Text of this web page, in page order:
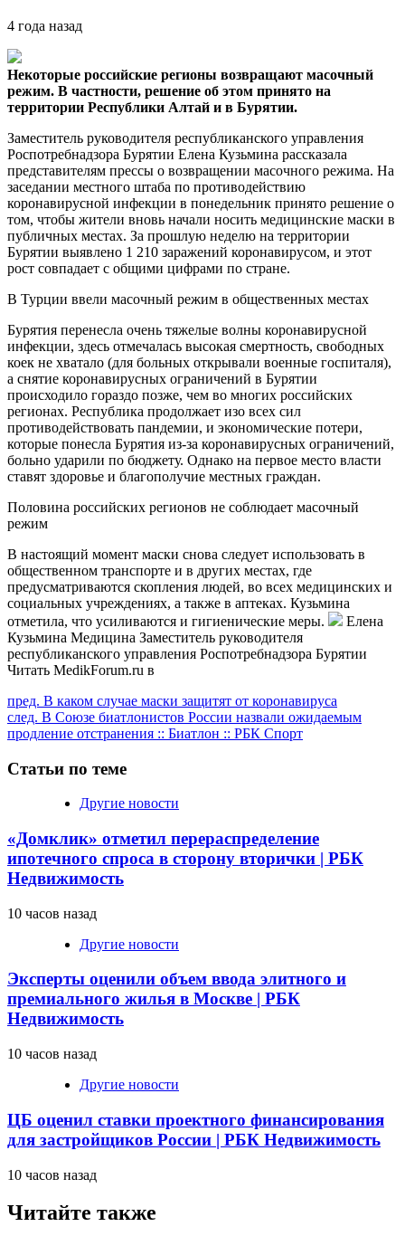
4 года назад
Некоторые российские регионы возвращают масочный
режим. В частности, решение об этом принято на
территории Республики Алтай и в Бурятии.
Заместитель руководителя республиканского управления
Роспотребнадзора Бурятии Елена Кузьмина рассказала
представителям прессы о возвращении масочного режима. На
заседании местного штаба по противодействию
коронавирусной инфекции в понедельник принято решение о
том, чтобы жители вновь начали носить медицинские маски в
публичных местах. За прошлую неделю на территории
Бурятии выявлено 1 210 заражений коронавирусом, и этот
рост совпадает с общими цифрами по стране.
В Турции ввели масочный режим в общественных местах
Бурятия перенесла очень тяжелые волны коронавирусной
инфекции, здесь отмечалась высокая смертность, свободных
коек не хватало (для больных открывали военные госпиталя),
а снятие коронавирусных ограничений в Бурятии
происходило гораздо позже, чем во многих российских
регионах. Республика продолжает изо всех сил
противодействовать пандемии, и экономические потери,
которые понесла Бурятия из-за коронавирусных ограничений,
больно ударили по бюджету. Однако на первое место власти
ставят здоровье и благополучие местных граждан.
Половина российских регионов не соблюдает масочный
режим
В настоящий момент маски снова следует использовать в
общественном транспорте и в других местах, где
предусматриваются скопления людей, во всех медицинских и
социальных учреждениях, а также в аптеках. Кузьмина
отметила, что усиливаются и гигиенические меры.
Елена
Кузьмина Медицина Заместитель руководителя
республиканского управления Роспотребнадзора Бурятии
Читать MedikForum.ru в
Продолжить
чтение
пред. В каком случае маски защитят от коронавируса
след. В Союзе биатлонистов России назвали ожидаемым
продление отстранения :: Биатлон :: РБК Спорт
Статьи по теме
Другие новости
«Домклик» отметил перераспределение
ипотечного спроса в сторону вторички | РБК
Недвижимость
10 часов назад
Другие новости
Эксперты оценили объем ввода элитного и
премиального жилья в Москве | РБК
Недвижимость
10 часов назад
Другие новости
ЦБ оценил ставки проектного финансирования
для застройщиков России | РБК Недвижимость
10 часов назад
Читайте также